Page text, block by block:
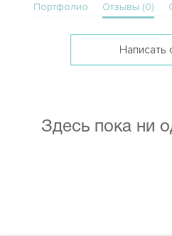
Портфолио Отзывы (0)
Написать
Здесь пока ни